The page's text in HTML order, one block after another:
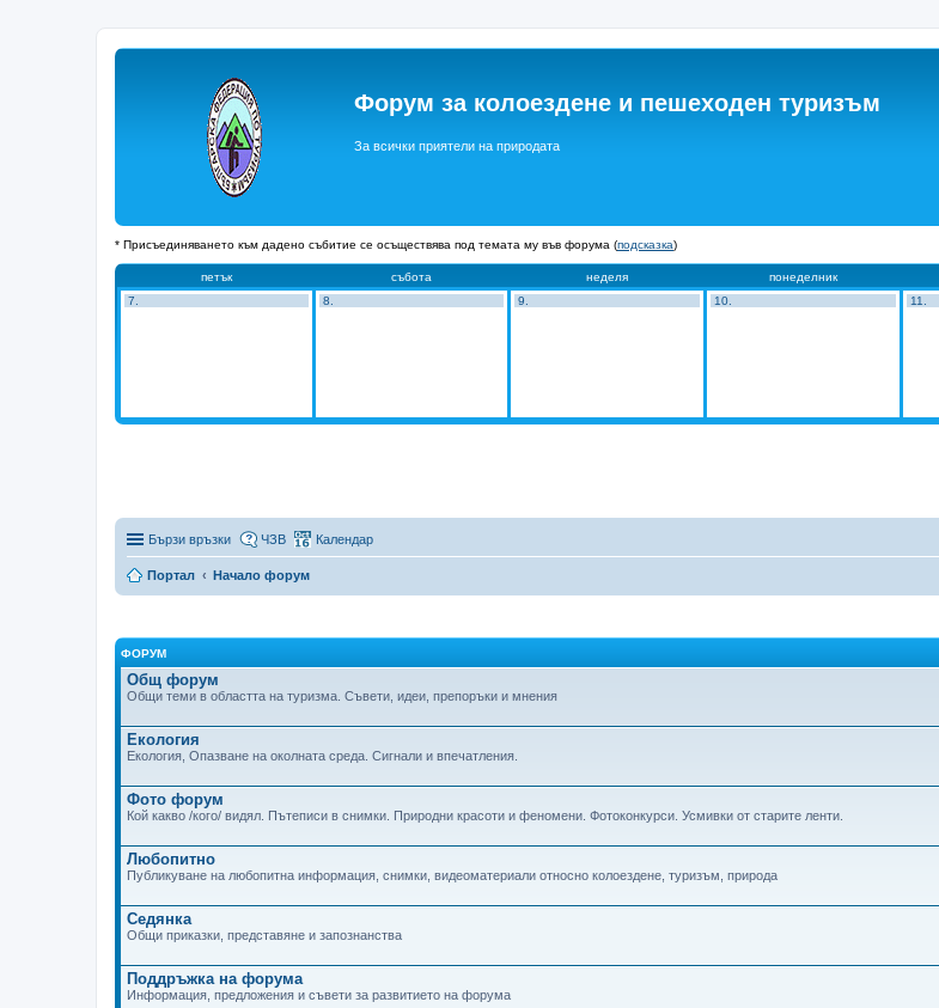
Форум за колоездене и пешеходен туризъм
За всички приятели на природата
* Присъединяването към дадено събитие се осъществява под темата му във форума (подсказка)
петък събота неделя понеделник
7.
8. 9. 10. 11.
Бързи връзки ЧЗВ Календар
Портал Начало форум
ФОРУМ
Общ форум
Общи теми в областта на туризма. Съвети, идеи, препоръки и мнения
Екология
Екология, Опазване на околната среда. Сигнали и впечатления.
Фото форум
Кой какво /кого/ видял. Пътеписи в снимки. Природни красоти и феномени. Фотоконкурси. Усмивки от старите ленти.
Любопитно
Публикуване на любопитна информация, снимки, видеоматериали относно колоездене, туризъм, природа
Седянка
Общи приказки, представяне и запознанства
Поддръжка на форума
Информация, предложения и съвети за развитието на форума